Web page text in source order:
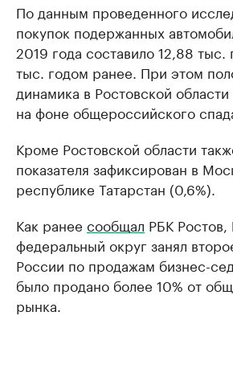
По данным проведенного
покупок подержанных
2019 года составило 12,88 тыс.
тыс. годом ранее. При этом
динамика в Ростовской
на фоне общероссийского спада
Кроме Ростовской области
показателя зафиксирован в
республике Татарстан (0,6%).
Как ранее сообщал РБК
федеральный округ занял
России по продажам бизнес-
было продано более 10% от
рынка.